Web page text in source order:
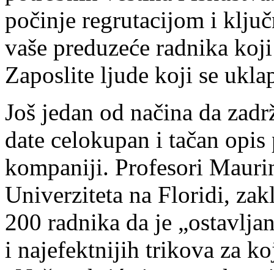
počinje regrutacijom i
vaše preduzeće radnika
Zaposlite ljude koji se
Još jedan od načina da
date celokupan i tačan
kompaniji. Profesori
Univerziteta na Floridi,
200 radnika da je
i najefektnijih trikova za